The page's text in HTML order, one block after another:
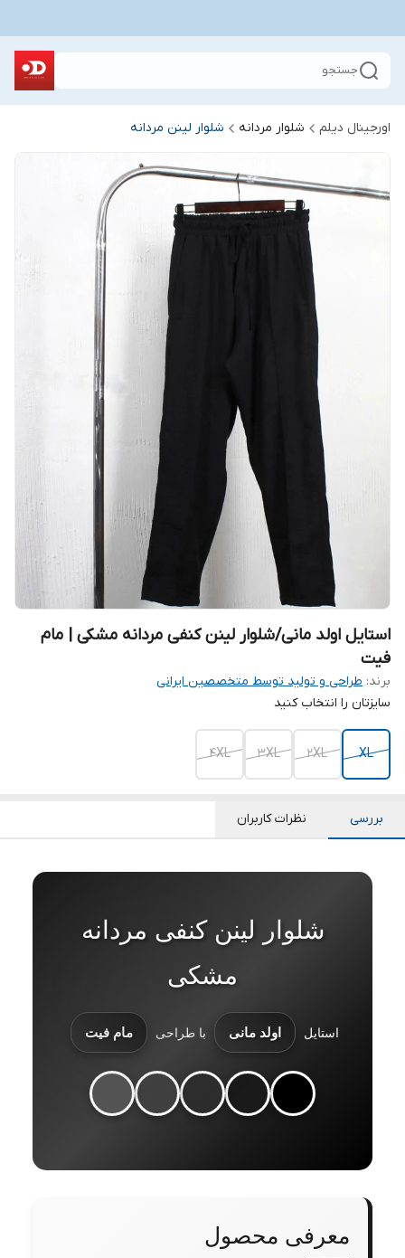
جستجو
اورجینال دیلم شلوار مردانه شلوار لینن مردانه
استایل اولد مانی/شلوار لینن کنفی مردانه مشکی | مام
فیت
برند: طراحی و تولید توسط متخصصین ایرانی
سایزتان را انتخاب کنید
XL
2XL
3XL
4XL
بررسی نظرات کاربران
شلوار لینن کنفی مردانه
مشکی
استایل اولد مانی با طراحی مام فیت
معرفی محصول